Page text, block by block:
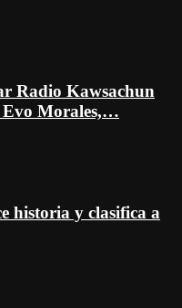
Radio Kawsachun
Evo Morales,…
historia y clasifica a